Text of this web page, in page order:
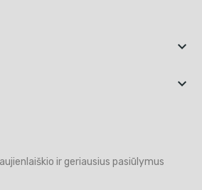


ir geriausius pasiūlymus